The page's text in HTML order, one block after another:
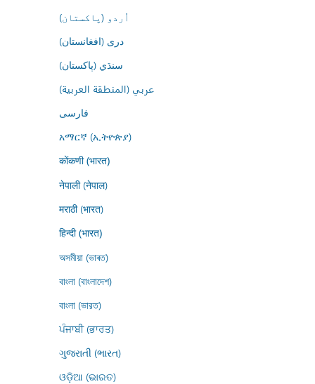
اُردو (پاکستان)
درى (افغانستان)
سنڌي (پاکستان)
عربي (المنطقة العربية)
فارسى
አማርኛ (ኢትዮጵያ)
कोंकणी (भारत)
नेपाली (नेपाल)
मराठी (भारत)
हिन्दी (भारत)
অসমীয়া (ভাৰত)
বাংলা (বাংলাদেশ)
বাংলা (ভারত)
ਪੰਜਾਬੀ (ਭਾਰਤ)
ગુજરાતી (ભારત)
ଓଡ଼ିଆ (ଭାରତ)